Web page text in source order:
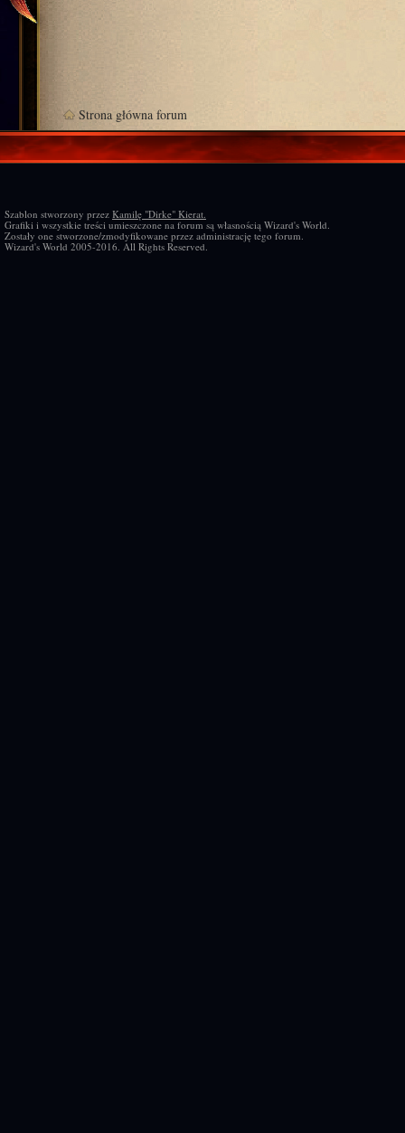
Strona główna forum
Szablon stworzony przez Kamilę "Dirke" Kierat.
Grafiki i wszystkie treści umieszczone na forum są własnością Wizard's World.
Zostały one stworzone/zmodyfikowane przez administrację tego forum.
Wizard's World 2005-2016. All Rights Reserved.